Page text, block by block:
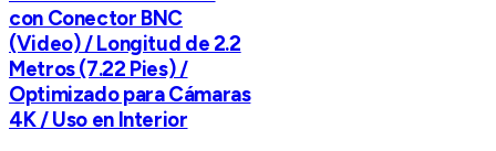
con Conector BNC
(Video) / Longitud de 2.2
Metros (7.22 Pies) /
Optimizado para Cámaras
4K / Uso en Interior